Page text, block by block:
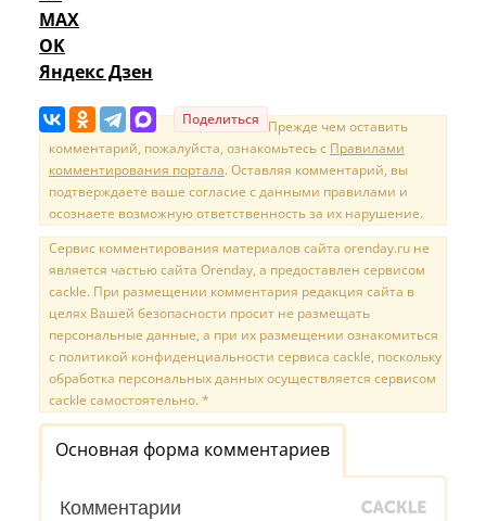
MAX
OK
Яндекс Дзен
Поделиться Прежде чем оставить
комментарий, пожалуйста, ознакомьтесь с Правилами
комментирования портала. Оставляя комментарий, вы
подтверждаете ваше согласие с данными правилами и
осознаете возможную ответственность за их нарушение.
Сервис комментирования материалов сайта orenday.ru не
является частью сайта Orenday, а предоставлен сервисом
cackle. При размещении комментария редакция сайта в
целях Вашей безопасности просит не размещать
персональные данные, а при их размещении ознакомиться
с политикой конфиденциальности сервиса cackle, поскольку
обработка персональных данных осуществляется сервисом
cackle самостоятельно. *
Основная форма комментариев
Комментарии